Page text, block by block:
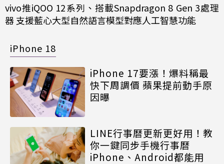
vivo推iQOO 12系列、搭載Snapdragon 8 Gen 3處理
器 支援藍心大型自然語言模型對應人工智慧功能
iPhone 18
iPhone 17要漲！爆料稱最
快下周調價 蘋果提前動手原
因曝
LINE行事曆更新更好用！教
你一鍵同步手機行事曆
iPhone、Android都能用